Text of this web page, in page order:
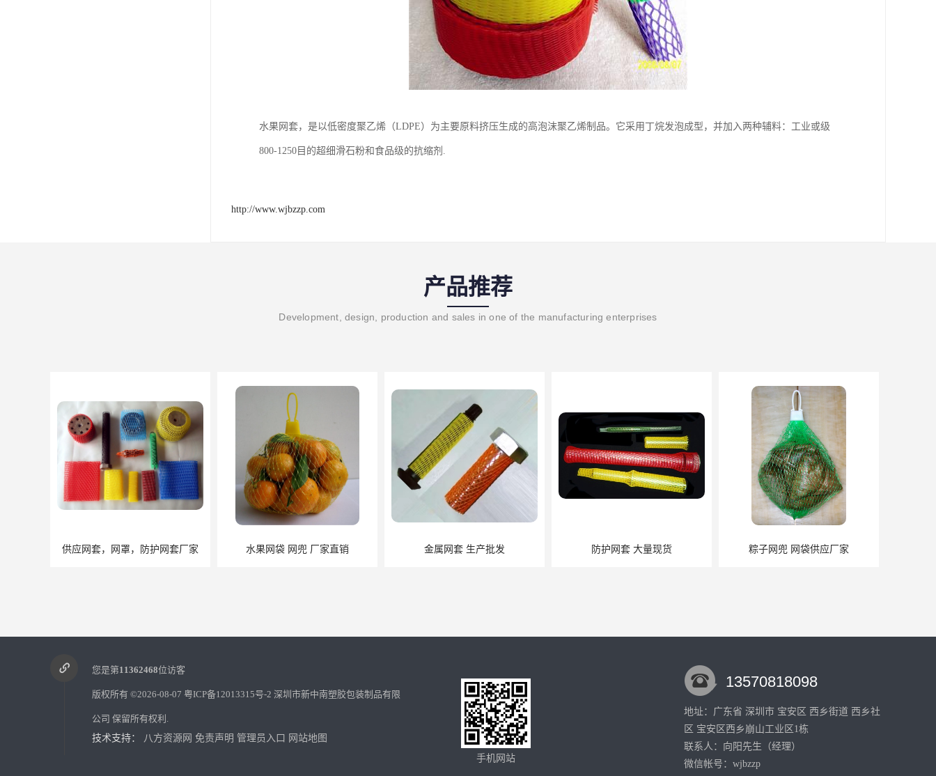
水果网套，是以低密度聚乙烯（LDPE）为主要原料挤压生成的高泡沫聚乙烯制品。它采用丁烷发泡成型，并加入两种辅料：工业或级
800-1250目的超细滑石粉和食品级的抗缩剂.
http://www.wjbzzp.com
产品推荐
Development, design, production and sales in one of the manufacturing enterprises
供应网套，网罩，防护网套厂家 水果网袋 网兜 厂家直销 金属网套 生产批发 防护网套 大量现货 粽子网兜 网袋供应厂家
网套 蔬菜网套 水果网套 塑料网套
您是第11362468位访客
版权所有 ©2026-08-07 粤ICP备12013315号-2 深圳市新中南塑胶包装制品有限
公司 保留所有权利.
技术支持： 八方资源网 免责声明 管理员入口 网站地图
手机网站
13570818098
地址：广东省 深圳市 宝安区 西乡街道 西乡社
区 宝安区西乡崩山工业区1栋
联系人：向阳 先生 （经理）
微信帐号：wjbzzp